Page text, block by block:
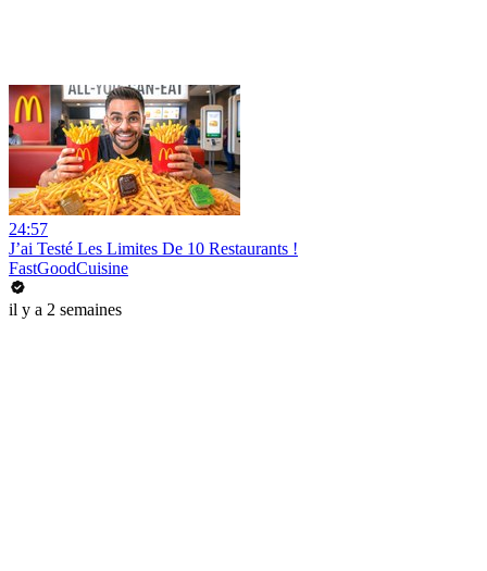
24:57
J’ai Testé Les Limites De 10 Restaurants !
FastGoodCuisine
il y a 2 semaines